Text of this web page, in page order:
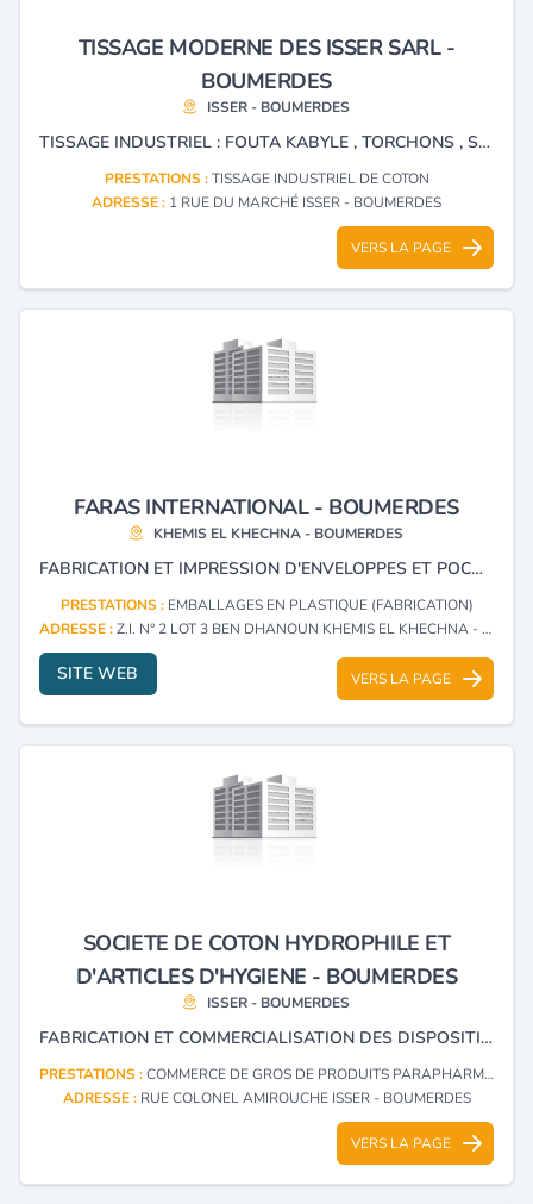
TISSAGE MODERNE DES ISSER SARL -
BOUMERDES
ISSER - BOUMERDES
TISSAGE INDUSTRIEL : FOUTA KABYLE , TORCHONS , SERVIETTES ÉPONGE
PRESTATIONS :TISSAGE INDUSTRIEL DE COTON
ADRESSE : 1 RUE DU MARCHÉ ISSER - BOUMERDES
VERS LA PAGE
FARAS INTERNATIONAL - BOUMERDES
KHEMIS EL KHECHNA - BOUMERDES
FABRICATION ET IMPRESSION D'ENVELOPPES ET POCHETTES EN PAPIER ET PP (POLYPROPYLÈNE), ARTICLES PAPETERIE.
PRESTATIONS : EMBALLAGES EN PLASTIQUE (FABRICATION)
ADRESSE :Z.I. N° 2 LOT 3 BEN DHANOUN KHEMIS EL KHECHNA - BOUMERDES
SITE WEB VERS LA PAGE
SOCIETE DE COTON HYDROPHILE ET
D'ARTICLES D'HYGIENE - BOUMERDES
ISSER - BOUMERDES
FABRICATION ET COMMERCIALISATION DES DISPOSITIFS MÉDICAUX.
PRESTATIONS :COMMERCE DE GROS DE PRODUITS PARAPHARMACEUTIQUES, MATÉRIEL ET INSTRUMENTS MÉDICO-CHIRURGICAUX, LEURS ACCESSOIRES, PIÈCES DÉTACHÉES ET CONSOMMABLES
ADRESSE : RUE COLONEL AMIROUCHE ISSER - BOUMERDES
VERS LA PAGE